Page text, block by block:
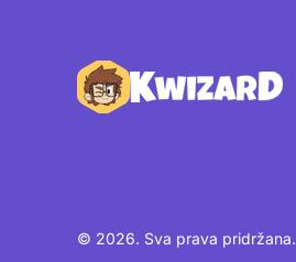
Podnožje
© 2026. Sva prava pridržana.